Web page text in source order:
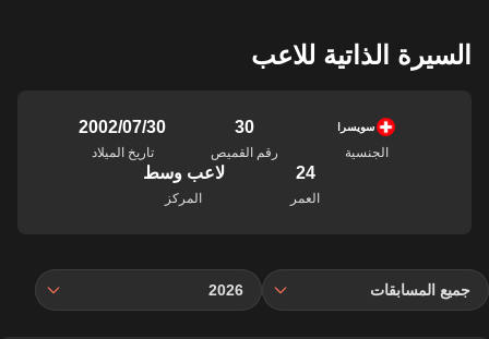
السيرة الذاتية للاعب
سويسرا
الجنسية
30
رقم القميص
30‏/07‏/2002
تاريخ الميلاد
24
العمر
لاعب وسط
المركز
جميع المسابقات 2026